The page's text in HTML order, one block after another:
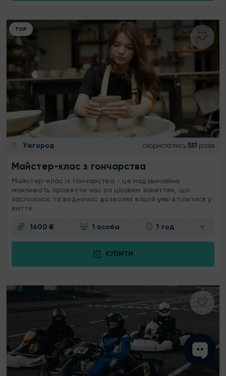
ТОР
Ужгород скористались 551 разів
Майстер-клас з гончарства
Майстер-клас із гончарства - це надзвичайна
можливість провести час за цікавим заняттям, що
заспокоює та водночас дозволяє вашій уяві втілитися у
життя.
1600 ₴ 1 особа 1 год
КУПИТИ